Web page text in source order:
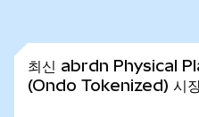
최신 abrdn Physical
(Ondo Tokenized) 시장